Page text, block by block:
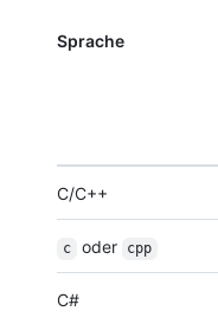
Sprache
C/C++
c oder cpp
C#